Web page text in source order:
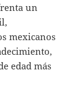
un
mexicanos
edad más